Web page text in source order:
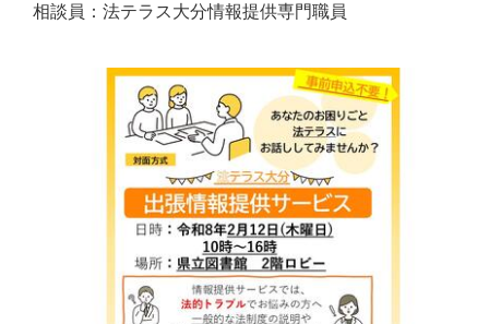
相談員：法テラス大分情報提供専門職員